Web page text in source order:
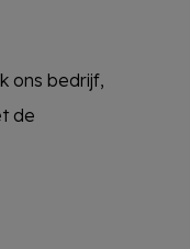
ons bedrijf,
de